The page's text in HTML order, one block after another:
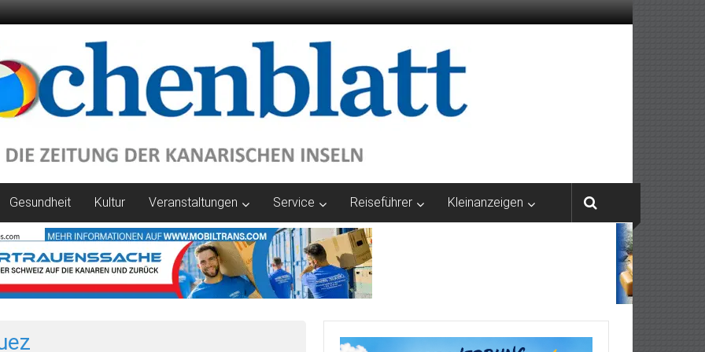
Gesundheit Kultur Veranstaltungen Service Reiseführer Kleinanzeigen